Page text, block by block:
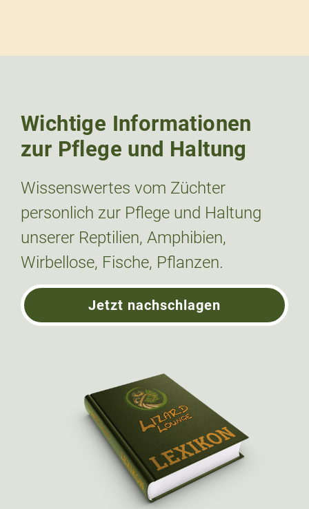
Wichtige Informationen
zur Pflege und Haltung
Wissenswertes vom Züchter
personlich zur Pflege und Haltung
unserer Reptilien, Amphibien,
Wirbellose, Fische, Pflanzen.
Jetzt nachschlagen